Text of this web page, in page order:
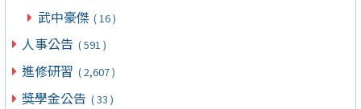
武中豪傑 ( 16 )
人事公告 ( 591 )
進修研習 ( 2,607 )
獎學金公告 ( 33 )